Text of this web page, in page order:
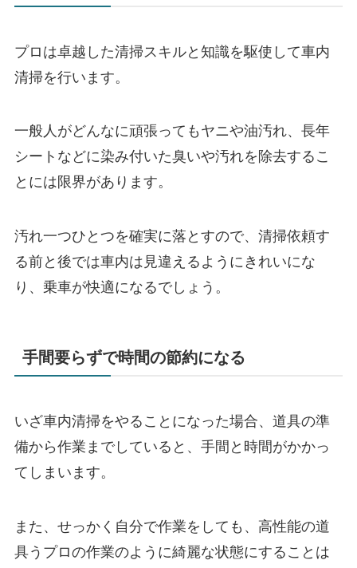
プロは卓越した清掃スキルと知識を駆使して車内
清掃を行います。
一般人がどんなに頑張ってもヤニや油汚れ、長年
シートなどに染み付いた臭いや汚れを除去するこ
とには限界があります。
汚れ一つひとつを確実に落とすので、清掃依頼す
る前と後では車内は見違えるようにきれいにな
り、乗車が快適になるでしょう。
手間要らずで時間の節約になる
いざ車内清掃をやることになった場合、道具の準
備から作業までしていると、手間と時間がかかっ
てしまいます。
また、せっかく自分で作業をしても、高性能の道
具うプロの作業のように綺麗な状態にすることは